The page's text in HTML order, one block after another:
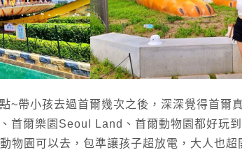
~帶小孩去過首爾幾次之後，深深覺得首爾
首爾樂園Seoul Land、首爾動物園都好玩
物園可以去，包準讓孩子超放電，大人也